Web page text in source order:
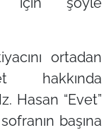
ortadan
hakkında
Hasan “Evet”
başına